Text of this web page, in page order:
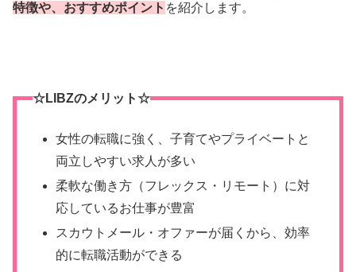
特徴や、おすすめポイント を紹介します。
☆LIBZのメリット☆
女性の転職に強く、子育てやプライベートと
両立しやすい求人が多い
柔軟な働き方（フレックス・リモート）に対
応しているお仕事が豊富
スカウトメール・オファーが届くから、効率
的に転職活動ができる